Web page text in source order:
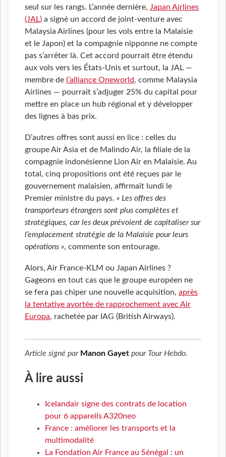
seul sur les rangs. L’année dernière, Japan Airlines
(JAL) a signé un accord de joint-venture avec
Malaysia Airlines (pour les vols entre la Malaisie
et le Japon) et la compagnie nipponne ne compte
pas s’arrêter là. Cet accord pourrait être étendu
aux vols vers les États-Unis et surtout, la JAL —
membre de l’alliance Oneworld, comme Malaysia
Airlines — pourrait s’adjuger 25% du capital pour
mettre en place un hub régional et y développer
des lignes à bas prix.
D’autres offres sont aussi en lice : celles du
groupe Air Asia et de Malindo Air, la filiale de la
compagnie indonésienne Lion Air en Malaisie. Au
total, cinq propositions ont été reçues par le
gouvernement malaisien, affirmait lundi le
Premier ministre du pays. « Les offres des
transporteurs étrangers sont plus complètes et
stratégiques, car les deux prévoient de capitaliser sur
l’emplacement stratégie de la Malaisie pour leurs
opérations », commente son entourage.
Alors, Air France-KLM ou Japan Airlines ?
Gageons en tout cas que le groupe européen ne
se fera pas chiper une nouvelle acquisition, après
la tentative avortée de rapprochement avec Air
Europa, rachetée par IAG (British Airways).
Article signé par Manon Gayet pour Tour Hebdo.
À lire aussi
Icelandair signe des contrats de location
pour 6 appareils A320neo
France : améliorer les transports et la
multimodalité
La Fondation Air France au Sénégal : un